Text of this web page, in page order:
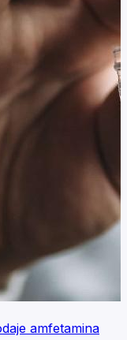
amfetamina